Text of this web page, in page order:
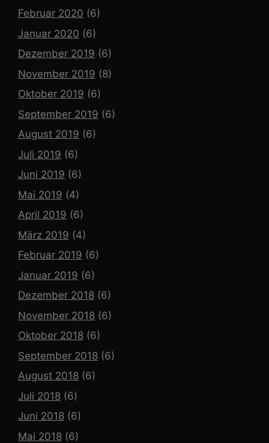
Februar 2020 (6)
Januar 2020 (6)
Dezember 2019 (6)
November 2019 (8)
Oktober 2019 (6)
September 2019 (6)
August 2019 (6)
Juli 2019 (6)
Juni 2019 (6)
Mai 2019 (4)
April 2019 (6)
März 2019 (4)
Februar 2019 (6)
Januar 2019 (6)
Dezember 2018 (6)
November 2018 (6)
Oktober 2018 (6)
September 2018 (6)
August 2018 (6)
Juli 2018 (6)
Juni 2018 (6)
Mai 2018 (6)